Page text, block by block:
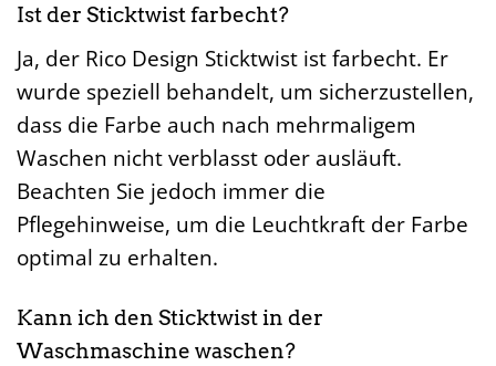
Ist der Sticktwist farbecht?
Ja, der Rico Design Sticktwist ist farbecht. Er
wurde speziell behandelt, um sicherzustellen,
dass die Farbe auch nach mehrmaligem
Waschen nicht verblasst oder ausläuft.
Beachten Sie jedoch immer die
Pflegehinweise, um die Leuchtkraft der Farbe
optimal zu erhalten.
Kann ich den Sticktwist in der
Waschmaschine waschen?